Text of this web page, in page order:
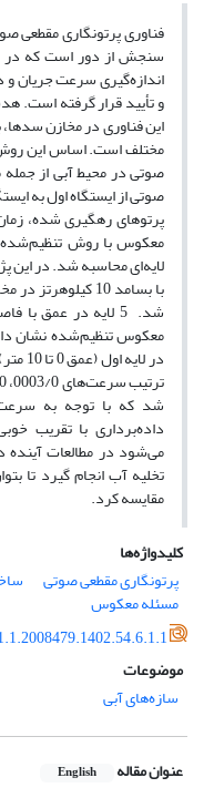
فناوری پرتونگاری
اندازه‌گیری سرعت جریان و
و تأیید قرار گرفته است.
این فناوری در مخازن
مختلف است. اساس این
صوتی در محیط آبی از
صوتی از ایستگاه اول به
پرتوهای رهگیری شده،
معکوس با روش
لایه‌ای محاسبه شد. در این
شد. 5 لایه در عمق
شد که با توجه به
داده‌برداری با تقریب
می‌شود در مطالعات آینده
تخلیه آب انجام گیرد تا
مقایسه کرد.
کلیدواژه‌ها
پرتونگاری مقطعی صوتی
مسئله معکوس
موضوعات
سازه‌های آبی
عنوان مقاله English